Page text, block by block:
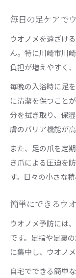
毎日の足ケアで
ウオノメを遠ざけ
ん。特に川崎市川
負担が増えやすく
毎晩の入浴時に足
に清潔を保つこと
分を拭き取り、保
膚のバリア機能が
また、足の爪を定
き爪による圧迫を
す。日々の小さな
簡単にできるウ
ウオノメ予防には
です。足指や足裏
に集中し、ウオノ
自宅でできる簡単